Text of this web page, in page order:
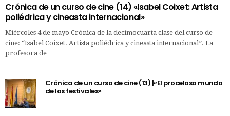
Crónica de un curso de cine (14) «Isabel Coixet: Artista
poliédrica y cineasta internacional»
Miércoles 4 de mayo Crónica de la decimocuarta clase del curso de
cine: “Isabel Coixet. Artista poliédrica y cineasta internacional”. La
profesora de …
Crónica de un curso de cine (13) |«El proceloso mundo
de los festivales»